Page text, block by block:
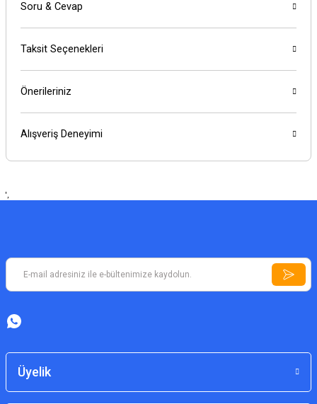
Soru & Cevap
Taksit Seçenekleri
Önerileriniz
Alışveriş Deneyimi
',
Üyelik